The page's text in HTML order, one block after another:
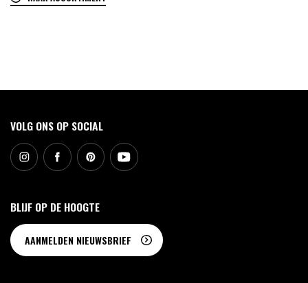
VOLG ONS OP SOCIAL
BLIJF OP DE HOOGTE
AANMELDEN NIEUWSBRIEF